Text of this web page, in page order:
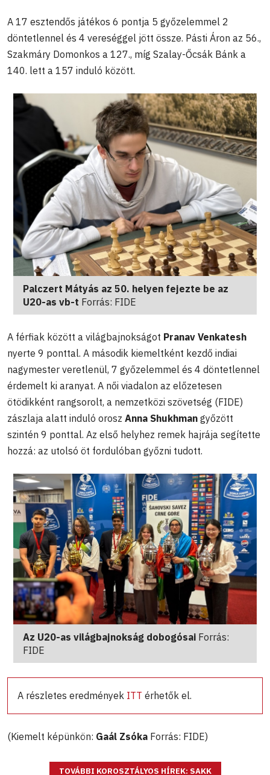
A 17 esztendős játékos 6 pontja 5 győzelemmel 2
döntetlennel és 4 vereséggel jött össze. Pásti Áron az 56.,
Szakmáry Domonkos a 127., míg Szalay-Őcsák Bánk a
140. lett a 157 induló között.
Palczert Mátyás az 50. helyen fejezte be az
U20-as vb-t Forrás: FIDE
A férfiak között a világbajnokságot Pranav Venkatesh
nyerte 9 ponttal. A második kiemeltként kezdő indiai
nagymester veretlenül, 7 győzelemmel és 4 döntetlennel
érdemelt ki aranyat. A női viadalon az előzetesen
ötödikként rangsorolt, a nemzetközi szövetség (FIDE)
zászlaja alatt induló orosz Anna Shukhman győzött
szintén 9 ponttal. Az első helyhez remek hajrája segítette
hozzá: az utolsó öt fordulóban győzni tudott.
Az U20-as világbajnokság dobogósai Forrás:
FIDE
A részletes eredmények ITT érhetők el.
(Kiemelt képünkön: Gaál Zsóka Forrás: FIDE)
TOVÁBBI KOROSZTÁLYOS HÍREK: SAKK